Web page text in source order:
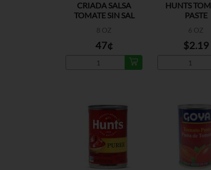
CRIADA SALSA
TOMATE SIN SAL
8 OZ
47¢
HUNTS
PASTE
6 OZ
$2.19